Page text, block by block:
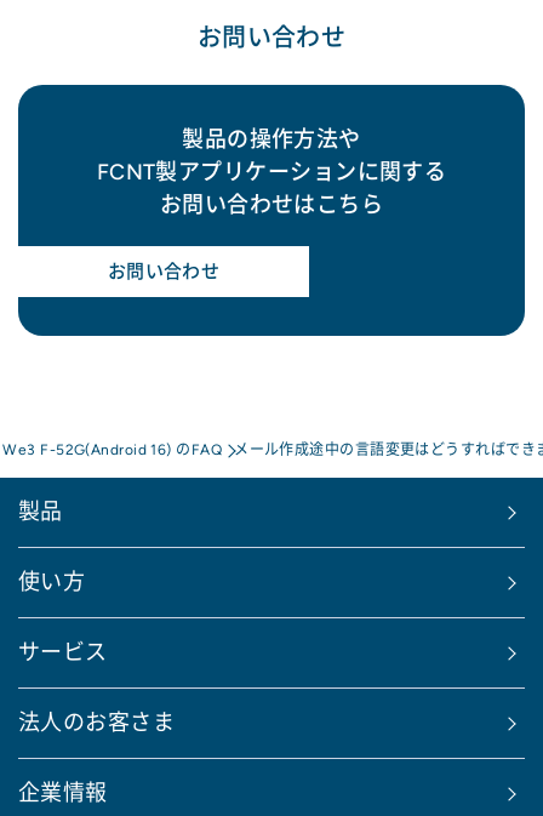
お問い合わせ
製品の操作方法や
FCNT製アプリケーションに関する
お問い合わせはこちら
お問い合わせ
F-52G(Android 16) のFAQ メール作成途中の言語変更はどうすればでき
製品
使い方
サービス
法人のお客さま
企業情報